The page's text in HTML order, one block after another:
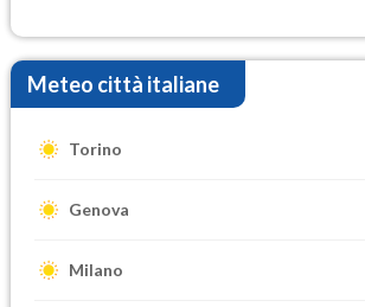
Meteo città italiane
Torino
Genova
Milano